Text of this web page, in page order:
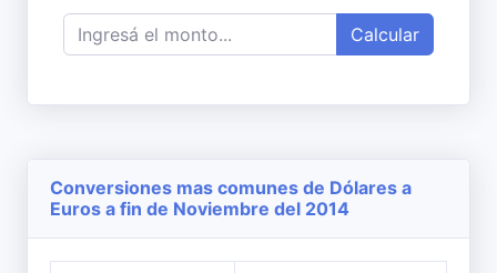
Calcular
Conversiones mas comunes de Dólares a
Euros a fin de Noviembre del 2014